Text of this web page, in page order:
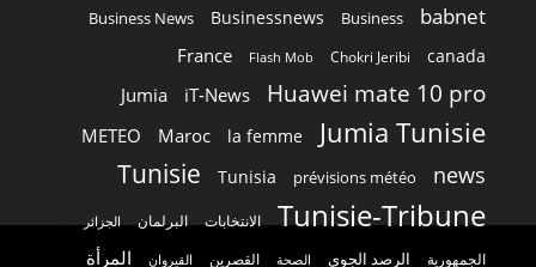
babnet
Business
Businessnews
Business News
canada
Chokri Jeribi
Flash Mob
France
Huawei mate 10 pro
iT-News
Jumia
Jumia Tunisie
la femme
Maroc
METEO
news
prévisions météo
Tunisia
Tunisie
Tunisie-Tribune الانتخابات البرلمان الجزائر
الجمهورية الرصد الجوي الصحة القصرين القيروان المرأة